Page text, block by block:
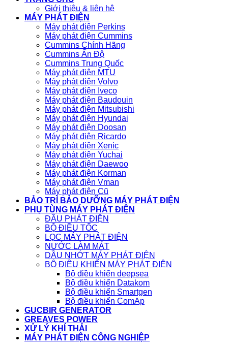
Giới thiệu & liên hệ
MÁY PHÁT ĐIỆN
Máy phát điện Perkins
Máy phát điện Cummins
Cummins Chính Hãng
Cummins Ấn Độ
Cummins Trung Quốc
Máy phát điện MTU
Máy phát điện Volvo
Máy phát điện Iveco
Máy phát điện Baudouin
Máy phát điện Mitsubishi
Máy phát điện Hyundai
Máy phát điện Doosan
Máy phát điện Ricardo
Máy phát điện Xenic
Máy phát điện Yuchai
Máy phát điện Daewoo
Máy phát điện Korman
Máy phát điện Vman
Máy phát điện Cũ
BẢO TRÌ BẢO DƯỠNG MÁY PHÁT ĐIỆN
PHỤ TÙNG MÁY PHÁT ĐIỆN
ĐẦU PHÁT ĐIỆN
BỘ ĐIỀU TỐC
LỌC MÁY PHÁT ĐIỆN
NƯỚC LÀM MÁT
DẦU NHỚT MÁY PHÁT ĐIỆN
BỘ ĐIỀU KHIỂN MÁY PHÁT ĐIỆN
Bộ điều khiển deepsea
Bộ điều khiển Datakom
Bộ điều khiển Smartgen
Bộ điều khiển ComAp
GUCBIR GENERATOR
GREAVES POWER
XỬ LÝ KHÍ THẢI
MÁY PHÁT ĐIỆN CÔNG NGHIỆP